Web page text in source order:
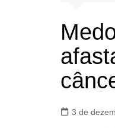
3 de